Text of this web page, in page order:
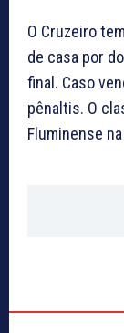
O Cruzeiro
de casa por
final. Caso
pênaltis. O
Fluminense